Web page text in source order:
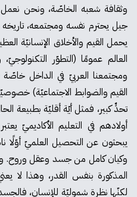
وثقافة شعبه الخاصّة، ونحن
جيل يحترم نفسه ومجتمعه، تاريخه
يحمل القيم والأخلاق الإنسانيّة
العالم عمومًا (التطوّر
ومجتمعنا العربيّ في الداخل
القيم والضوابط الاجتماعيّة)
تحدٍّ كبير، فمثل أيّة أقليّة بطبيعة
أولادهم في التعليم الأكاديميّ
يبحثون عن التحصيل العلميّ أوّلًا
وكيان كامل من جسد وعقل وروح.
المذكورة بنفس القدر، وهذا لا
لكنّها نظرة شموليّة للإنسان،